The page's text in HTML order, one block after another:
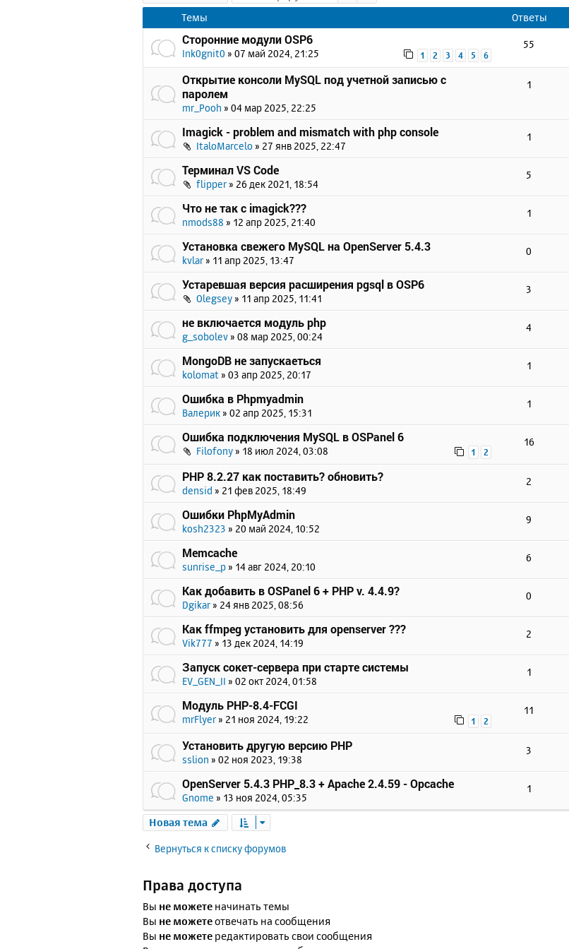
Темы
Ответы
Сторонние модули OSP6
Ink0gnit0 » 07 май 2024, 21:25 1 2 3 4 5 6
55
Открытие консоли MySQL под учетной записью с
паролем
mr_Pooh » 04 мар 2025, 22:25
1
Imagick - problem and mismatch with php console
ItaloMarcelo» 27 янв 2025, 22:47
1
Терминал VS Code
flipper» 26 дек 2021, 18:54
5
Что не так с imagick???
nmods88 » 12 апр 2025, 21:40
1
Установка свежего MySQL на OpenServer 5.4.3
kvlar » 11 апр 2025, 13:47
0
Устаревшая версия расширения pgsql в OSP6
Olegsey» 11 апр 2025, 11:41
3
не включается модуль php
g_sobolev » 08 мар 2025, 00:24
4
MongoDB не запускаеться
kolomat » 03 апр 2025, 20:17
1
Ошибка в Phpmyadmin
Валерик » 02 апр 2025, 15:31
1
Ошибка подключения MySQL в OSPanel 6
Filofony» 18 июл 2024, 03:08 1 2
16
PHP 8.2.27 как поставить? обновить?
densid » 21 фев 2025, 18:49
2
Ошибки PhpMyAdmin
kosh2323 » 20 май 2024, 10:52
9
Memcache
sunrise_p » 14 авг 2024, 20:10
6
Как добавить в OSPanel 6 + PHP v. 4.4.9?
Dgikar » 24 янв 2025, 08:56
0
Как ffmpeg установить для openserver ???
Vik777 » 13 дек 2024, 14:19
2
Запуск сокет-сервера при старте системы
EV_GEN_II » 02 окт 2024, 01:58
1
Модуль PHP-8.4-FCGI
mrFlyer » 21 ноя 2024, 19:22 1 2
11
Установить другую версию PHP
sslion » 02 ноя 2023, 19:38
3
OpenServer 5.4.3 PHP_8.3 + Apache 2.4.59 - Opcache
Gnome » 13 ноя 2024, 05:35
1
Новая тема
Вернуться к списку форумов
Права доступа
Вы не можете начинать темы
Вы не можетеотвечать на сообщения
Вы не можете редактировать свои сообщения